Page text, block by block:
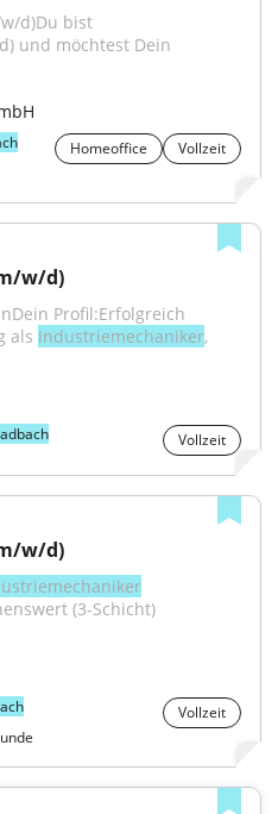
und möchtest Dein
Homeoffice
Vollzeit
w/d)
Profil:Erfolgreich
als Industriemechaniker,
Vollzeit
w/d)
(3-Schicht)
Vollzeit